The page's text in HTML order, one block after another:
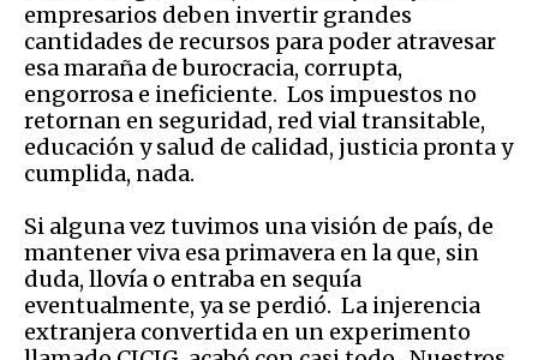
empresarios deben invertir grandes
cantidades de recursos para poder atravesar
esa maraña de burocracia, corrupta,
engorrosa e ineficiente. Los impuestos no
retornan en seguridad, red vial transitable,
educación y salud de calidad, justicia pronta y
cumplida, nada.
Si alguna vez tuvimos una visión de país, de
mantener viva esa primavera en la que, sin
duda, llovía o entraba en sequía
eventualmente, ya se perdió. La injerencia
extranjera convertida en un experimento